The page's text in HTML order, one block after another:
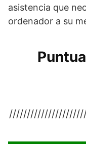
asistencia que
ordenador a su